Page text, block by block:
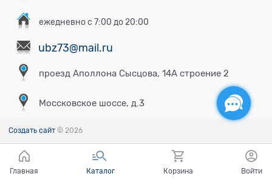
ежедневно с 7:00 до 20:00
ubz73@mail.ru
проезд Аполлона Сысцова, 14А строение 2
Моссковское шоссе, д.3
Создать сайт © 2026
Главная Каталог Корзина Войти